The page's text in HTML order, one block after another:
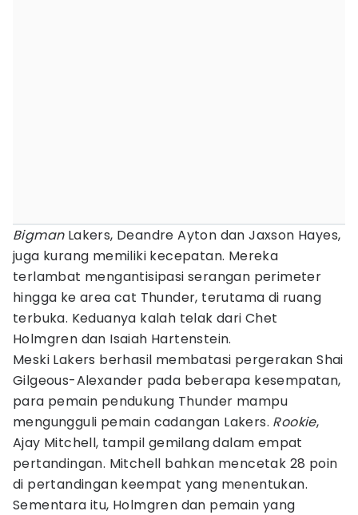
BigmanLakers, Deandre Ayton dan Jaxson Hayes,
juga kurang memiliki kecepatan. Mereka
terlambat mengantisipasi serangan perimeter
hingga ke area cat Thunder, terutama di ruang
terbuka. Keduanya kalah telak dari Chet
Holmgren dan Isaiah Hartenstein.
Meski Lakers berhasil membatasi pergerakan Shai
Gilgeous-Alexander pada beberapa kesempatan,
para pemain pendukung Thunder mampu
mengungguli pemain cadangan Lakers. Rookie,
Ajay Mitchell, tampil gemilang dalam empat
pertandingan. Mitchell bahkan mencetak 28 poin
di pertandingan keempat yang menentukan.
Sementara itu, Holmgren dan pemain yang